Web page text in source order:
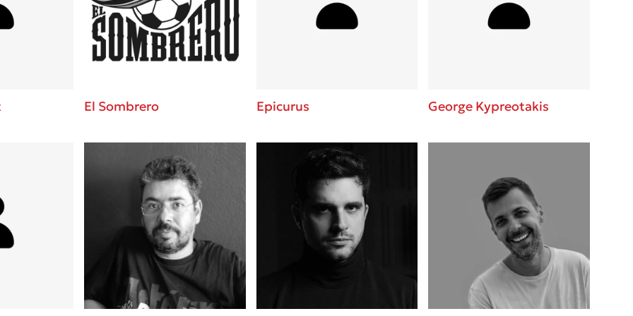
Εύκολη συνταγή για chicken BBQ pizza
από τον Άκη Πετρετζίκη!
3 βιβλία που μπορείς να διαβάσεις σε
παύση σε μετωπική σύγκρουση με τη
Πάνω, κάτω, μπροστά, πίσω; Κάνε το
τεστ και ανακάλυψε την τάση σου!
El Sombrero Epicurus George Kypreotakis